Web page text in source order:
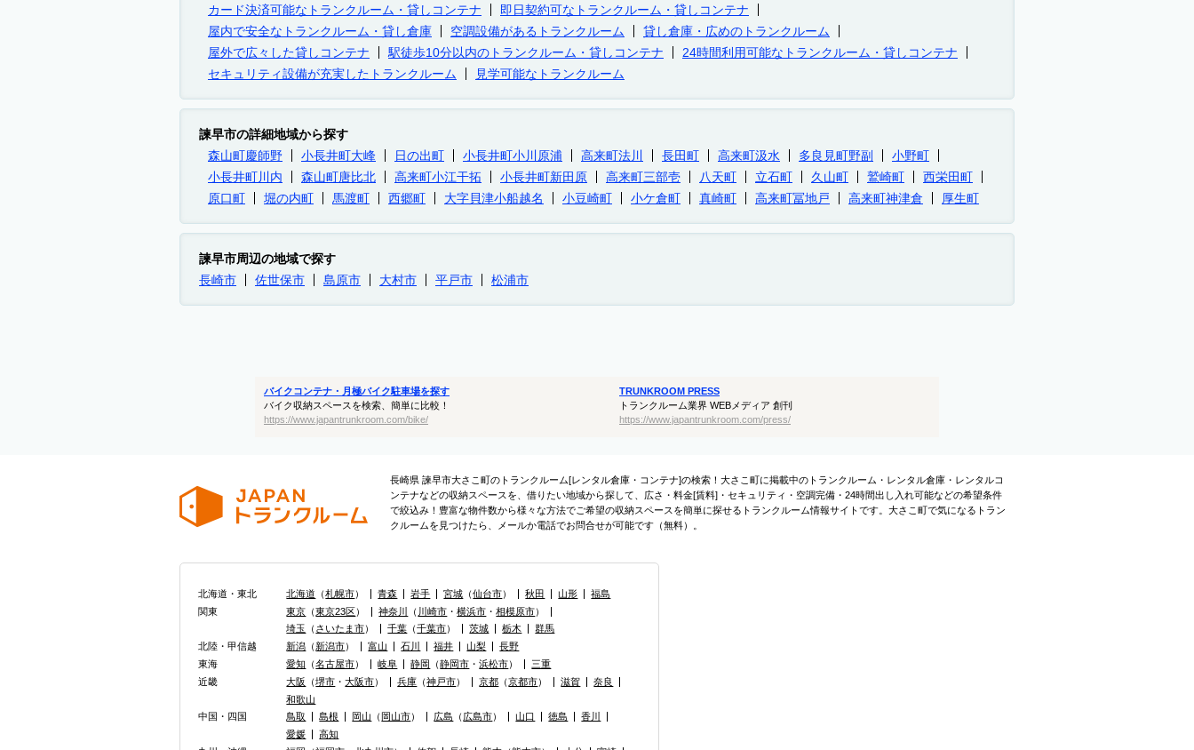
カード決済可能なトランクルーム・貸しコンテナ
即日契約可なトランクルーム・貸しコンテナ
屋内で安全なトランクルーム・貸し倉庫
空調設備があるトランクルーム
貸し倉庫・広めのトランクルーム
屋外で広々した貸しコンテナ
駅徒歩10分以内のトランクルーム・貸しコンテナ
24時間利用可能なトランクルーム・貸しコンテナ
セキュリティ設備が充実したトランクルーム
見学可能なトランクルーム
諫早市の詳細地域から探す
森山町慶師野
小長井町大峰 日の出町 小長井町小川原浦 高来町法川 長田町 高来町汲水 多良見町野副
小野町
小長井町川内
森山町唐比北 高来町小江干拓 小長井町新田原 高来町三部壱 八天町 立石町 久山町 鷲崎町
西栄田町
原口町
堀の内町 馬渡町 西郷町 大字貝津小船越名 小豆崎町 小ケ倉町 真崎町 高来町冨地戸 高来町神津倉 厚生町
諫早市周辺の地域で探す
長崎市
佐世保市 島原市 大村市 平戸市 松浦市
バイクコンテナ・月極バイク駐車場を探す
バイク収納スペースを検索、簡単に比較！
https://www.japantrunkroom.com/bike/
TRUNKROOM PRESS
トランクルーム業界 WEBメディア 創刊
https://www.japantrunkroom.com/press/
長崎県 諫早市大さこ町のトランクルーム[レンタル倉庫・コンテナ]の検索！大さこ町に掲載中のトランクルーム・レンタル倉庫・レンタルコ
ンテナなどの収納スペースを、借りたい地域から探して、広さ・料金[賃料]・セキュリティ・空調完備・24時間出し入れ可能などの希望条件
で絞込み！豊富な物件数から様々な方法でご希望の収納スペースを簡単に探せるトランクルーム情報サイトです。大さこ町で気になるトラン
クルームを見つけたら、メールか電話でお問合せが可能です（無料）。
北海道・東北 北海道 （札幌市） 青森 岩手 宮城 （仙台市） 秋田 山形
福島
関東
東京 （東京23区） 神奈川 （ 川崎市 ・横浜市 ・相模原市）
埼玉
（さいたま市） 千葉 （千葉市） 茨城 栃木
群馬
北陸・甲信越
新潟 （新潟市） 富山 石川 福井 山梨
長野
東海
愛知 （名古屋市） 岐阜 静岡 （静岡市 ・浜松市）
三重
近畿
大阪 （堺市 ・大阪市） 兵庫 （神戸市） 京都 （京都市） 滋賀
奈良
和歌山
中国・四国
鳥取 島根 岡山 （ 岡山市） 広島 （広島市） 山口 徳島
香川
愛媛
高知